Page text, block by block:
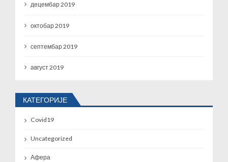
децембар 2019
октобар 2019
септембар 2019
август 2019
КАТЕГОРИЈЕ
Covid19
Uncategorized
Афера